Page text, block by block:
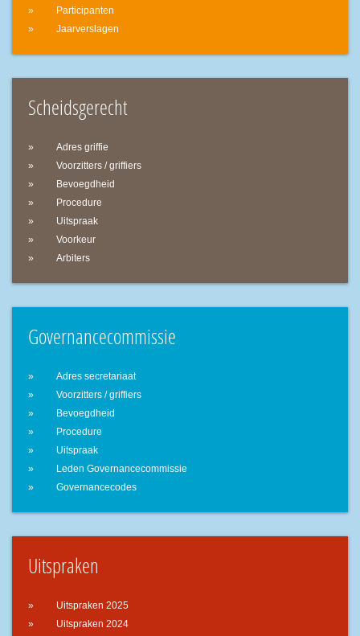
Participanten
Jaarverslagen
Scheidsgerecht
Adres griffie
Voorzitters / griffiers
Bevoegdheid
Procedure
Uitspraak
Voorkeur
Arbiters
Governancecommissie
Adres secretariaat
Voorzitters / griffiers
Bevoegdheid
Procedure
Uitspraak
Leden Governancecommissie
Governancecodes
Uitspraken
Uitspraken 2025
Uitspraken 2024